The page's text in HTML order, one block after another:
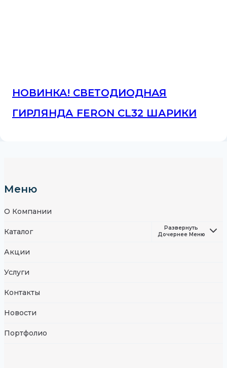
НОВИНКА! СВЕТОДИОДНАЯ
ГИРЛЯНДА FERON CL32 ШАРИКИ
Меню
О Компании
Каталог
Развернуть
Дочернее Меню
Акции
Услуги
Контакты
Новости
Портфолио